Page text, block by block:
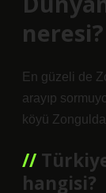
neresi?
En güzeli de
arayıp
köyü
hangisi?